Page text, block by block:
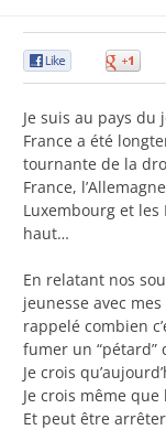
Je suis au pays du
France a été
tournante de la
France,
Luxembourg et les
haut…
En relatant nos
jeunesse avec
rappelé combien
fumer un
Je crois
Je crois même
Et peut être